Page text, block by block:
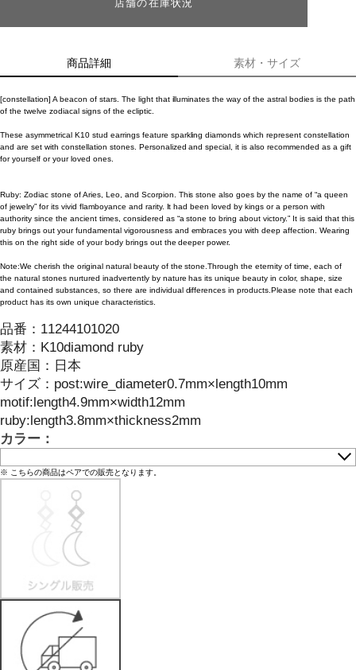
店舗の在庫状況
商品詳細 素材・サイズ
[constellation] A beacon of stars. The light that illuminates the way of the astral bodies is the path
of the twelve zodiacal signs of the ecliptic.
These asymmetrical K10 stud earrings feature sparkling diamonds which represent constellation
and are set with constellation stones. Personalized and special, it is also recommended as a gift
for yourself or your loved ones.
Ruby: Zodiac stone of Aries, Leo, and Scorpion. This stone also goes by the name of “a queen
of jewelry” for its vivid flamboyance and rarity. It had been loved by kings or a person with
authority since the ancient times, considered as “a stone to bring about victory.” It is said that this
ruby brings out your fundamental vigorousness and embraces you with deep affection. Wearing
this on the right side of your body brings out the deeper power.
Note:We cherish the original natural beauty of the stone.Through the eternity of time, each of
the natural stones nurtured inadvertently by nature has its unique beauty in color, shape, size
and contained substances, so there are individual differences in products.Please note that each
product has its own unique characteristics.
品番： 11244101020
素材： K10diamond ruby
原産国： 日本
サイズ： post:wire_diameter0.7mm×length10mm
motif:length4.9mm×width12mm
ruby:length3.8mm×thickness2mm
カラー：
※ こちらの商品はペアでの販売となります。